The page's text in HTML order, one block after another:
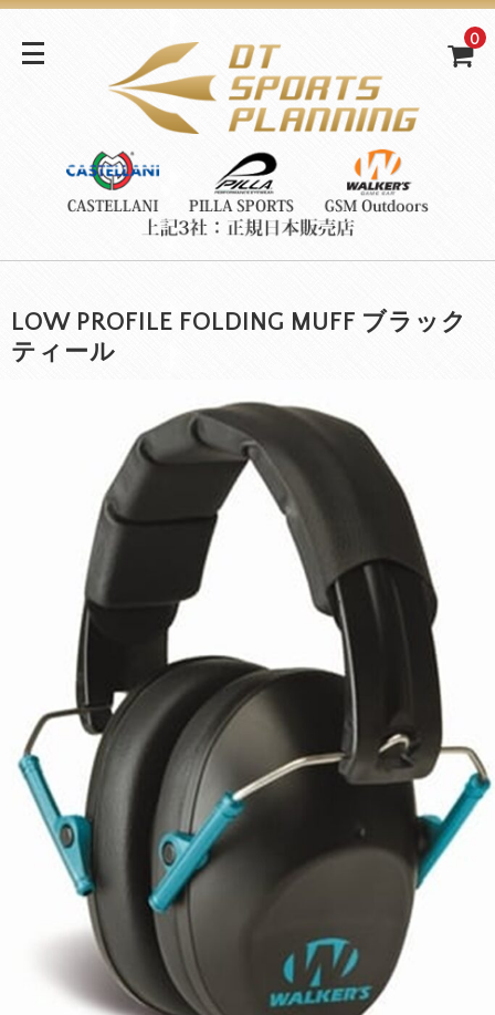
0
LOW PROFILE FOLDING MUFF ブラック
ティール